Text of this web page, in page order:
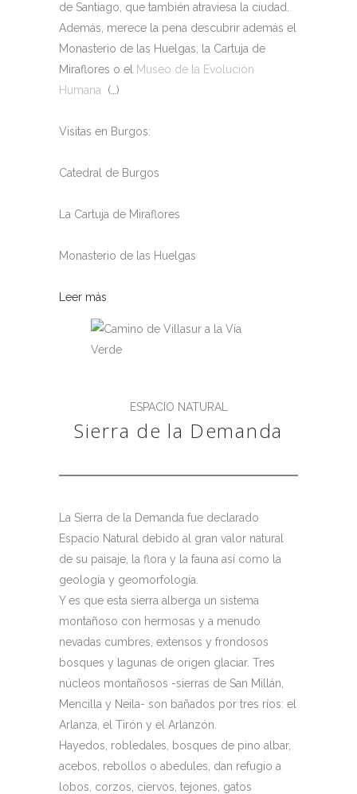
de Santiago, que también atraviesa la ciudad.
Además, merece la pena descubrir además el
Monasterio de las Huelgas, la Cartuja de
Miraflores o el
Museo de la Evolución
Humana (…)
Visitas en Burgos:
Catedral de Burgos
La Cartuja de Miraflores
Monasterio de las Huelgas
Leer más
ESPACIO NATURAL
Sierra de la Demanda
La Sierra de la Demanda fue declarado
Espacio Natural debido al gran valor natural
de su paisaje, la flora y la fauna así como la
geología y geomorfología.
Y es que esta sierra alberga un sistema
montañoso con hermosas y a menudo
nevadas cumbres, extensos y frondosos
bosques y lagunas de origen glaciar. Tres
núcleos montañosos -sierras de San Millán,
Mencilla y Neila- son bañados por tres ríos: el
Arlanza, el Tirón y el Arlanzón.
Hayedos, robledales, bosques de pino albar,
acebos, rebollos o abedules, dan refugio a
lobos, corzos, ciervos, tejones, gatos